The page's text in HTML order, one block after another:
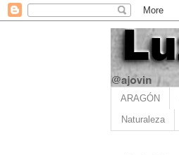
ARAGÓN
Naturaleza